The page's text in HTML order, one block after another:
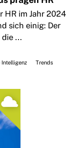
im Jahr 2024
sich einig: Der
...
Trends